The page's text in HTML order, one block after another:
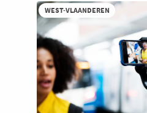
WEST-VLAANDEREN